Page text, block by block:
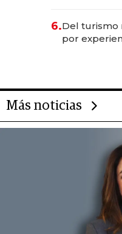
6.Del turismo
por
Más noticias